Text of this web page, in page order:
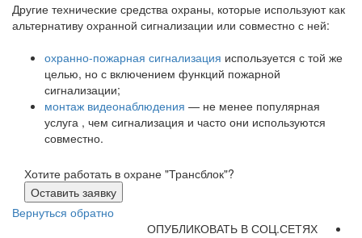
Другие технические средства охраны, которые используют как
альтернативу охранной сигнализации или совместно с ней:
охранно-пожарная сигнализация используется с той же
целью, но с включением функций пожарной
сигнализации;
монтаж видеонаблюдения — не менее популярная
услуга , чем сигнализация и часто они используются
совместно.
Хотите работать в охране "Трансблок"?
Оставить заявку
Вернуться обратно
ОПУБЛИКОВАТЬ В СОЦ.СЕТЯХ